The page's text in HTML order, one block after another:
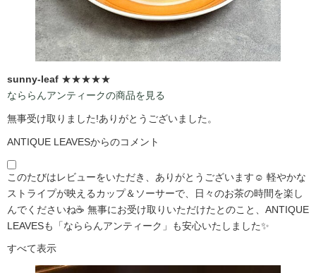
sunny-leaf ★★★★★
なららんアンティークの商品を見る
無事受け取りました!ありがとうございました。
ANTIQUE LEAVESからのコメント
このたびはレビューをいただき、ありがとうございます☺️ 軽やかな
ストライプが映えるカップ＆ソーサーで、日々のお茶の時間を楽し
んでくださいね☕ 無事にお受け取りいただけたとのこと、ANTIQUE
LEAVESも「なららんアンティーク」も安心いたしました✨
すべて表示